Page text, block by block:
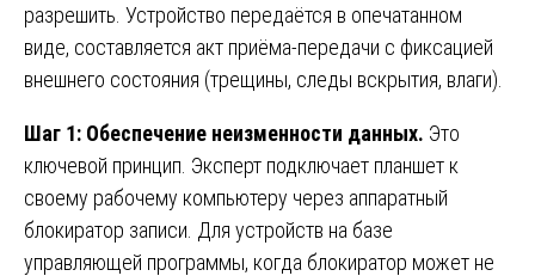
разрешить. Устройство передаётся в опечатанном
виде, составляется акт приёма-передачи с фиксацией
внешнего состояния (трещины, следы вскрытия, влаги).
Шаг 1: Обеспечение неизменности данных. Это
ключевой принцип. Эксперт подключает планшет к
своему рабочему компьютеру через аппаратный
блокиратор записи. Для устройств на базе
управляющей программы, когда блокиратор может не